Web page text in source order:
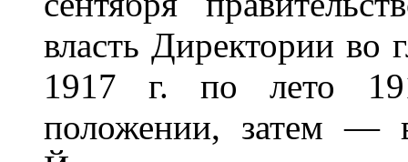
власть Директории во
1917 г. по лето
положении, затем